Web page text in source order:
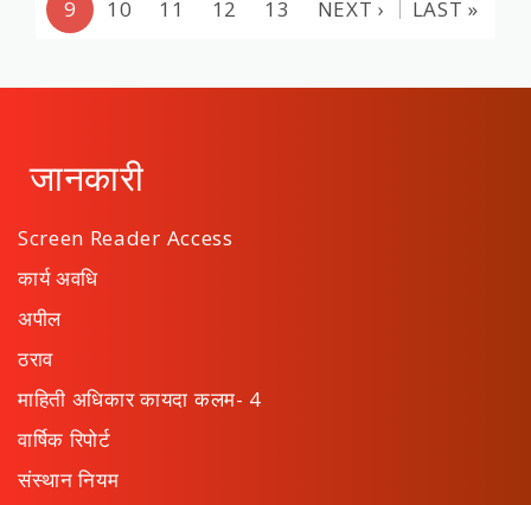
9
10 11 12 13 NEXT › LAST »
जानकारी
Screen Reader Access
कार्य अवधि
अपील
ठराव
माहिती अधिकार कायदा कलम- 4
वार्षिक रिपोर्ट
संस्थान नियम